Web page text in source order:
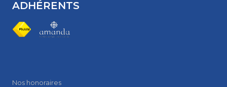
ADHÉRENTS
Nos honoraires